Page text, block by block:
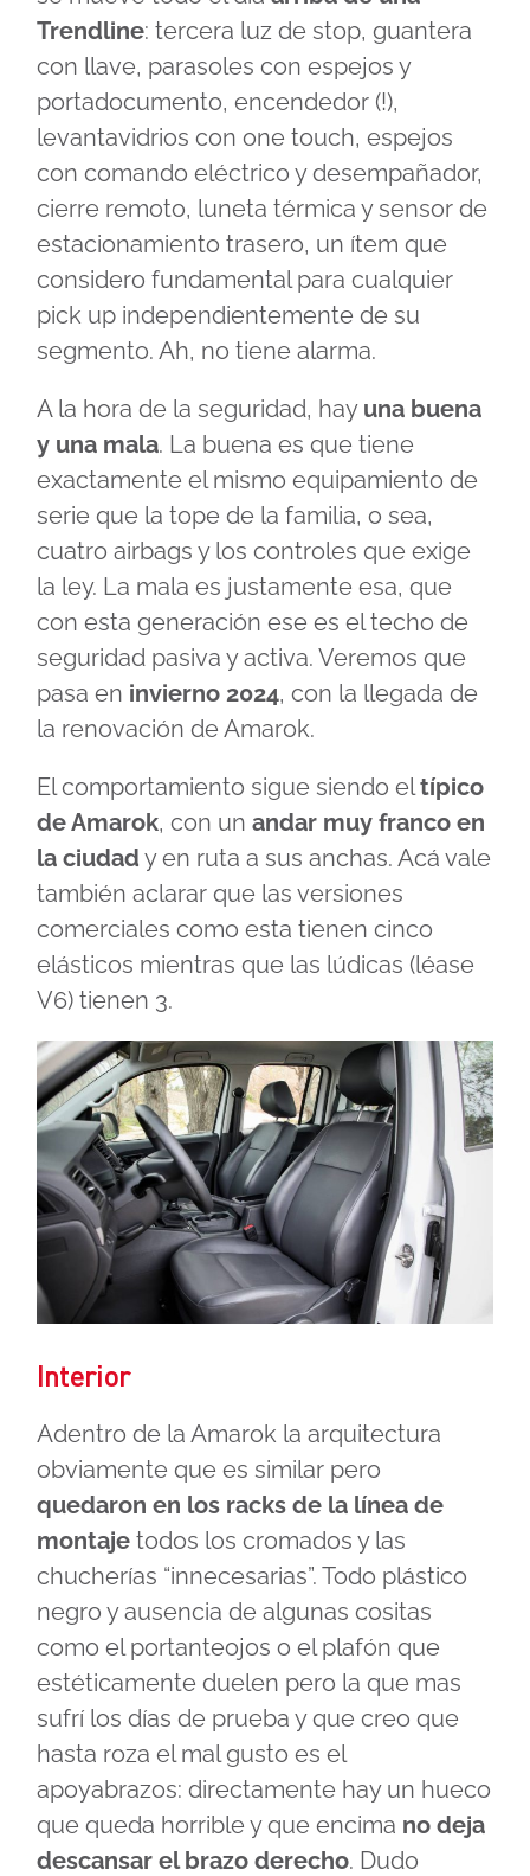
Trendline: tercera luz de stop, guantera
con llave, parasoles con espejos y
portadocumento, encendedor (!),
levantavidrios con one touch, espejos
con comando eléctrico y desempañador,
cierre remoto, luneta térmica y sensor de
estacionamiento trasero, un ítem que
considero fundamental para cualquier
pick up independientemente de su
segmento. Ah, no tiene alarma.
A la hora de la seguridad, hay una buena
y una mala. La buena es que tiene
exactamente el mismo equipamiento de
serie que la tope de la familia, o sea,
cuatro airbags y los controles que exige
la ley. La mala es justamente esa, que
con esta generación ese es el techo de
seguridad pasiva y activa. Veremos que
pasa en invierno 2024, con la llegada de
la renovación de Amarok.
El comportamiento sigue siendo eltípico
de Amarok, con un andar muy franco en
la ciudad y en ruta a sus anchas. Acá vale
también aclarar que las versiones
comerciales como esta tienen cinco
elásticos mientras que las lúdicas (léase
V6) tienen 3.
Interior
Adentro de la Amarok la arquitectura
obviamente que es similar pero
quedaron en los racks de la línea de
montaje todos los cromados y las
chucherías “innecesarias”. Todo plástico
negro y ausencia de algunas cositas
como el portanteojos o el plafón que
estéticamente duelen pero la que mas
sufrí los días de prueba y que creo que
hasta roza el mal gusto es el
apoyabrazos: directamente hay un hueco
que queda horrible y que encima no deja
descansar el brazo derecho. Dudo